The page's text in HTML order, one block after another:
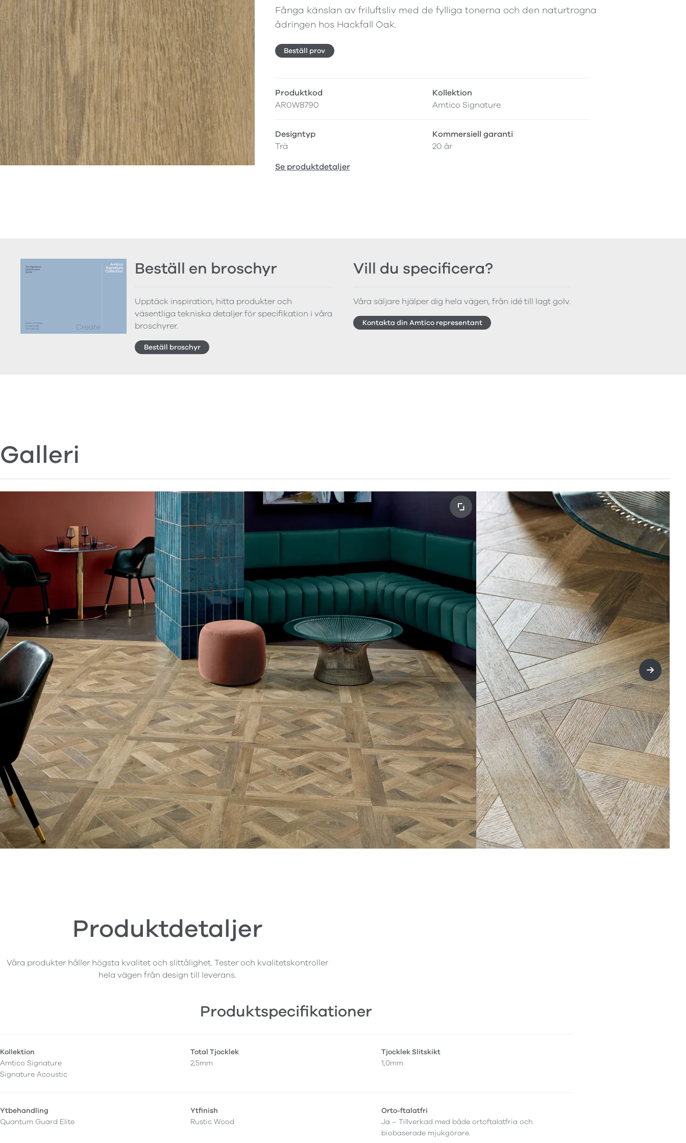
Fånga känslan av friluftsliv med de fylliga tonerna och den naturtrogna
ådringen hos Hackfall Oak.
Beställ prov
Produktkod
AR0W8790
Kollektion
Amtico Signature
Designtyp
Trä
Kommersiell garanti
20 år
Se produktdetaljer
Beställ en broschyr
Upptäck inspiration, hitta produkter och
väsentliga tekniska detaljer för specifikation i våra
broschyrer.
Beställ broschyr
Vill du specificera?
Våra säljare hjälper dig hela vägen, från idé till lagt golv.
Kontakta din Amtico representant
Galleri
Produktdetaljer
Våra produkter håller högsta kvalitet och slittålighet. Tester och kvalitetskontroller
hela vägen från design till leverans.
Produktspecifikationer
Kollektion
Amtico Signature
Signature Acoustic
Total Tjocklek
2,5mm
Tjocklek Slitskikt
1,0mm
Ytbehandling
Quantum Guard Elite
Ytfinish
Rustic Wood
Orto-ftalatfri
Ja – Tillverkad med både ortoftalatfria och
biobaserade mjukgörare.